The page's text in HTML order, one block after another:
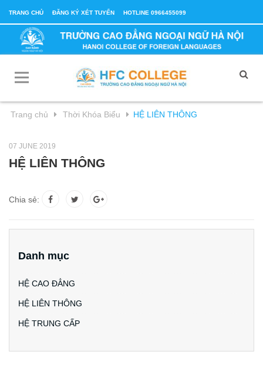
TRANG CHỦ ĐĂNG KÝ XÉT TUYỂN HOTLINE 0966455099
Trang chủ Thời Khóa Biểu HỆ LIÊN THÔNG
07 JUNE 2019
HỆ LIÊN THÔNG
Chia sẻ:
Danh mục
HỆ CAO ĐẲNG
HỆ LIÊN THÔNG
HỆ TRUNG CẤP